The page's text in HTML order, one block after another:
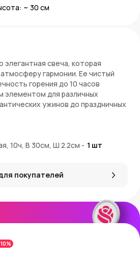
~ 30 см
10%
свеча, которая
гармонии. Ее чистый
горения до 10 часов
элементом для различных
ужинов до праздничных
цвет, который легко сочетается
горения до 10 часов, что
мягким светом
30 см, диаметр 2,2 см
и доставке:
10ч, В 30см, Ш 2.2см - 1 шт
покупателей